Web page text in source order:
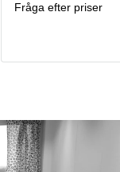
Fråga efter priser